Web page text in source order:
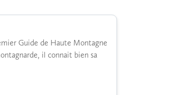
Guide de Haute Montagne
il connait bien sa